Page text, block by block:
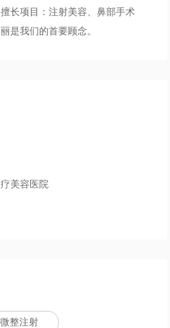
长项目：注射美容、鼻部手术
是我们的首要顾念。
美容医院
微整注射